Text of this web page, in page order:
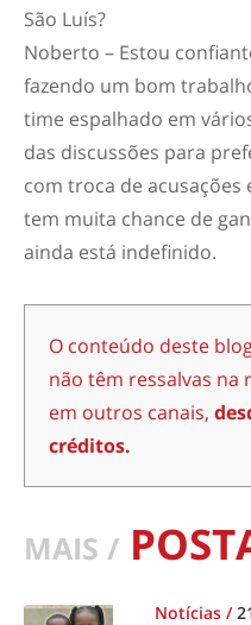
São Luís?
Noberto – Estou
fazendo um bom
time espalhado em
das discussões para
com troca de acusações
tem muita chance de
ainda está indefinido.
O conteúdo deste
não têm ressalvas
em outros canais,
créditos.
MAIS /
Notícias /